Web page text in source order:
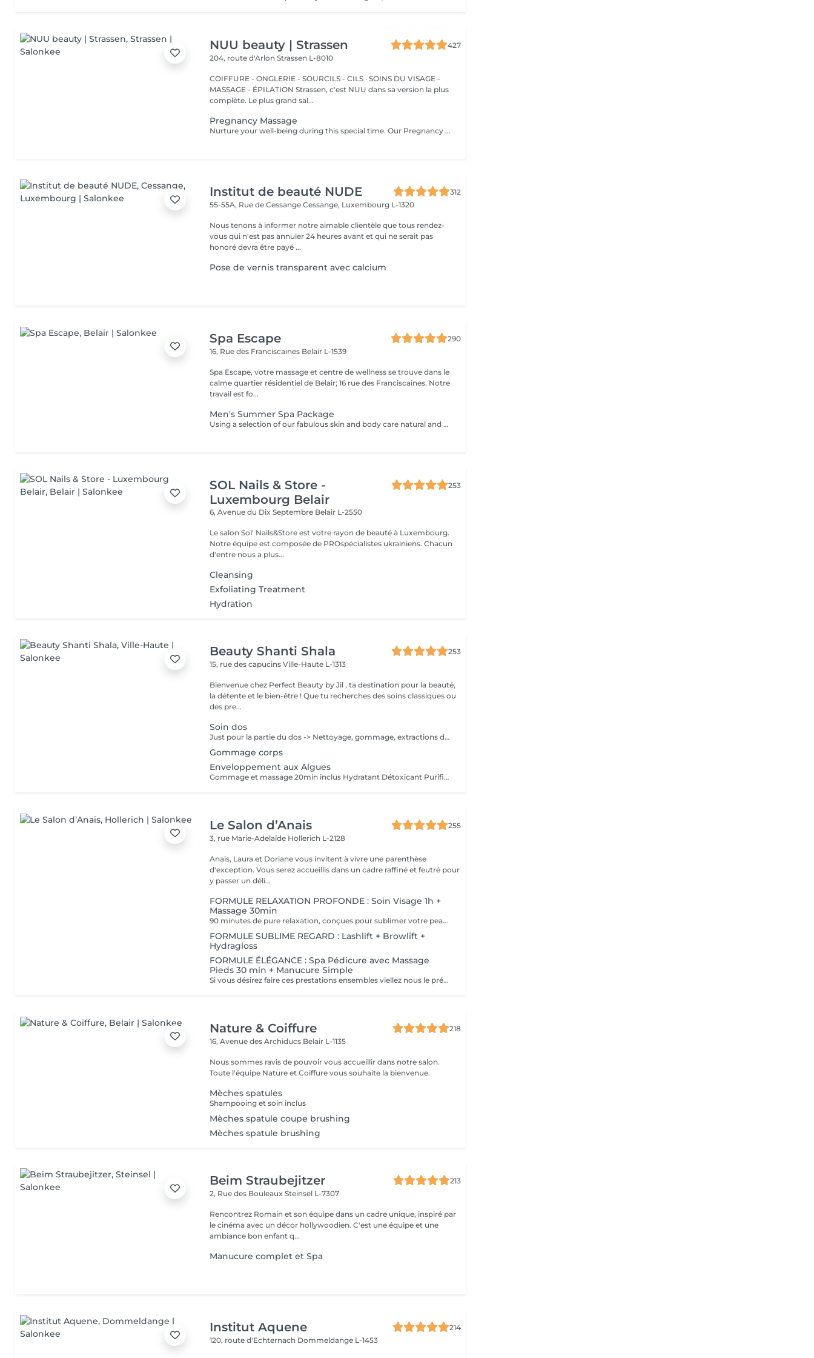
NUU beauty | Strassen
427
204, route d'ArlonStrassen L-8010
COIFFURE - ONGLERIE - SOURCILS - CILS · SOINS DU VISAGE -
MASSAGE - ÉPILATION Strassen, c'est NUU dans sa version la plus
complète. Le plus grand sal...
Pregnancy Massage
Nurture your well-being during this special time. Our Pregnancy Massage is a gentle, relaxing treatment designed to reduce muscle tension, improve circulation, and ease discomfort commonly experienced during pregnancy. Soft, flowing techniques and comfortable side-lying positioning provide deep relaxation without placing pressure on the abdomen. Hypoallergenic, unscented oils are used to care for sensitive skin and maintain comfort throughout the session. This massage helps relieve tension in the lower back and shoulders, reduces swelling and heaviness in the legs, improves overall circulation, and promotes a sense of ease and balance in the body. This treatment is performed only with the approval of your doctor.
Institut de beauté NUDE
312
55-55A, Rue de CessangeCessange, Luxembourg L-1320
Nous tenons à informer notre aimable clientèle que tous rendez-
vous qui n'est pas annuler 24 heures avant et qui ne serait pas
honoré devra être payé ...
Pose de vernis transparent avec calcium
Spa Escape
290
16, Rue des Franciscaines Belair L-1539
Spa Escape, votre massage et centre de wellness se trouve dans le
calme quartier résidentiel de Belair; 16 rue des Franciscaines. Notre
travail est fo...
Men's Summer Spa Package
Using a selection of our fabulous skin and body care natural and organic products, we provide you with a Kanzu foot bath and massage while you sip on a thyme and cucumber Sparkling Water concoction (optional). Then feel the tension and stress melt away from your face, neck, shoulders and scalp as you lay back and experience an upper body massage followed by an intoxicating, hot-towel face treatment ending with a calming hair and scalp massage.
SOL Nails & Store -
Luxembourg Belair
253
6, Avenue du Dix Septembre Belair L-2550
Le salon Sol' Nails&Store est votre rayon de beauté à Luxembourg.
Notre équipe est composée de PROspécialistes ukrainiens. Chacun
d'entre nous a plus...
Cleansing
Exfoliating Treatment
Hydration
Beauty Shanti Shala
253
15, rue des capucinsVille-Haute L-1313
Bienvenue chez Perfect Beauty by Jil , ta destination pour la beauté,
la détente et le bien-être ! Que tu recherches des soins classiques ou
des pre...
Soin dos
Just pour la partie du dos -> Nettoyage, gommage, extractions des points noirs & boutons,massage 10min et masque 10min
Gommage corps
Enveloppement aux Algues
Gommage et massage 20min inclus Hydratant Détoxicant Purifiant Stimulant
Le Salon d’Anais
255
3, rue Marie-Adelaïde Hollerich L-2128
Anais, Laura et Doriane vous invitent à vivre une parenthèse
d'exception. Vous serez accueillis dans un cadre raffiné et feutré pour
y passer un déli...
FORMULE RELAXATION PROFONDE : Soin Visage 1h +
Massage 30min
90 minutes de pure relaxation, conçues pour sublimer votre peau tout en relâchant les tensions du corps. Une Tisane détox vous sera offerte pour prolonger cet instant de douceur.
FORMULE SUBLIME REGARD : Lashlift + Browlift +
Hydragloss
FORMULE ÉLÉGANCE : Spa Pédicure avec Massage
Pieds 30 min + Manucure Simple
Si vous désirez faire ces prestations ensembles viellez nous le préciser en note lors de votre réservation. Un supplément vous sera demander si vous souhaiter un vernis simple ou semi-permanent.
Nature & Coiffure
218
16, Avenue des Archiducs Belair L-1135
Nous sommes ravis de pouvoir vous accueillir dans notre salon.
Toute l'équipe Nature et Coiffure vous souhaite la bienvenue.
Mèches spatules
Shampooing et soin inclus
Mèches spatule coupe brushing
Mèches spatule brushing
Beim Straubejitzer
213
2, Rue des BouleauxSteinsel L-7307
Rencontrez Romain et son équipe dans un cadre unique, inspiré par
le cinéma avec un décor hollywoodien. C'est une équipe et une
ambiance bon enfant q...
Manucure complet et Spa
Institut Aquene
214
120, route d'Echternach Dommeldange L-1453